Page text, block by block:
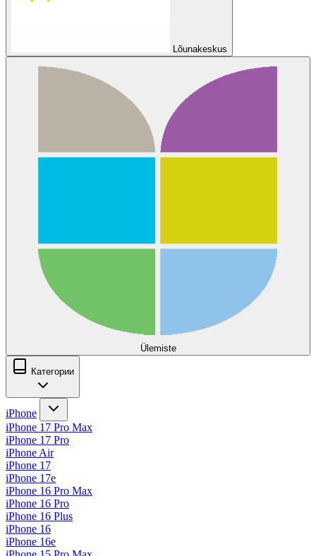
Lõunakeskus
Ülemiste
Категории
iPhone
iPhone 17 Pro Max
iPhone 17 Pro
iPhone Air
iPhone 17
iPhone 17e
iPhone 16 Pro Max
iPhone 16 Pro
iPhone 16 Plus
iPhone 16
iPhone 16e